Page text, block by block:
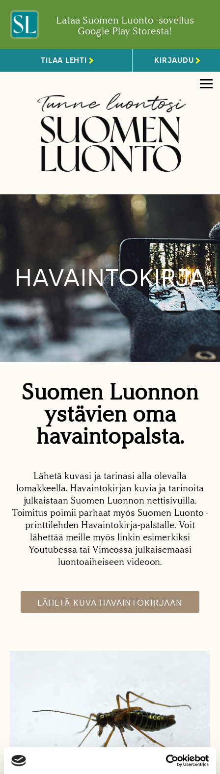
Lataa Suomen Luonto -sovellus
Google Play Storesta!
TILAA LEHTI KIRJAUDU
HAVAINTOKIRJA
Suomen Luonnon
ystävien oma
havaintopalsta.
Lähetä kuvasi ja tarinasi alla olevalla
lomakkeella. Havaintokirjan kuvia ja tarinoita
julkaistaan Suomen Luonnon nettisivuilla.
Toimitus poimii parhaat myös Suomen Luonto -
printtilehden Havaintokirja-palstalle. Voit
lähettää meille myös linkin esimerkiksi
Youtubessa tai Vimeossa julkaisemaasi
luontoaiheiseen videoon.
LÄHETÄ KUVA HAVAINTOKIRJAAN